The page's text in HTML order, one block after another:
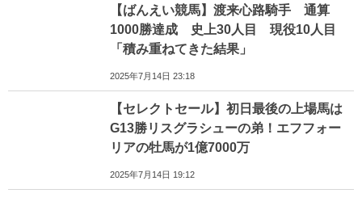
【ばんえい競馬】渡来心路騎手 通算
1000勝達成 史上30人目 現役10人目
「積み重ねてきた結果」
2025年7月14日 23:18
【セレクトセール】初日最後の上場馬は
G13勝リスグラシューの弟！エフフォー
リアの牡馬が1億7000万
2025年7月14日 19:12